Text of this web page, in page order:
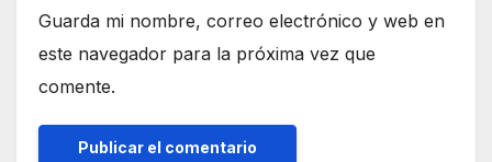
Guarda mi nombre, correo electrónico y web en
este navegador para la próxima vez que
comente.